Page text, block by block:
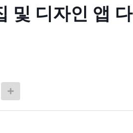
및 디자인 앱 다